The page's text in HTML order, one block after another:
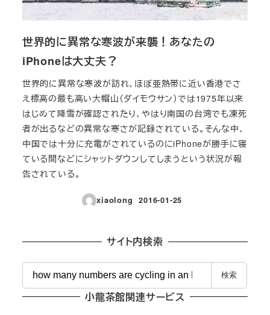
世界的に異常な寒波が来襲！あなたの
iPhoneは大丈夫？
世界的に異常な寒波が訪れ、ほぼ亜熱帯に近い香港でさ
え標高の最も高い大帽山（ダイモウサン）では1975年以来
はじめて降雪が確認されたり、やはり南国の台湾でも凍死
者が出るなどの異常な寒さが記録されている。そんな中、
中国では十分に充電がされているのにiPhoneが勝手に寝
ている間などにシャットダウンしてしまうという状況が報
告されている。
xiaolong
投稿日
2016-01-25
サイト内検索
検
索
検索
小龍茶館関連サービス